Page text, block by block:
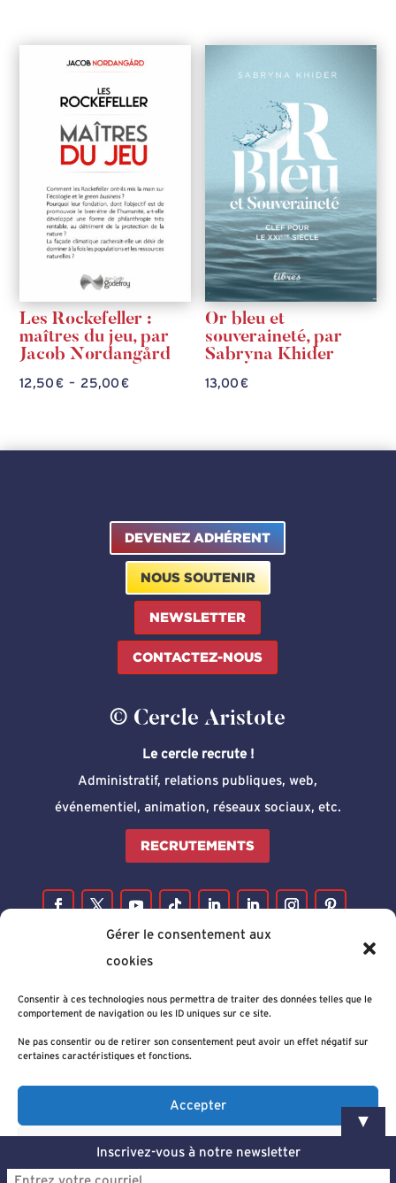
Gérer le consentement aux
cookies
Consentir à ces technologies nous permettra de traiter des données telles que le
comportement de navigation ou les ID uniques sur ce site.
Ne pas consentir ou de retirer son consentement peut avoir un effet négatif sur
certaines caractéristiques et fonctions.
Accepter
Refuser
11,00 €
à
18,00 €
Les Rockefeller :
maîtres du jeu, par
Jacob Nordangård
12,50€ – 25,00€Plage
12,50 €
Or bleu et
souveraineté, par
Sabryna Khider
13,00€
DEVENEZ ADHÉRENT
NOUS SOUTENIR
NEWSLETTER
CONTACTEZ-NOUS
© Cercle Aristote
Le cercle recrute !
Administratif, relations publiques, web,
événementiel, animation, réseaux sociaux, etc.
RECRUTEMENTS
▼
Inscrivez-vous à notre newsletter